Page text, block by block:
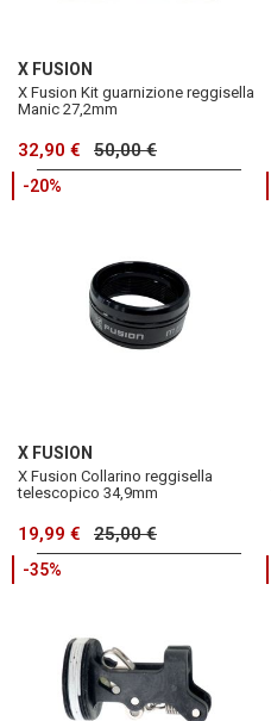
X FUSION
X Fusion Kit guarnizione reggisella
Manic 27,2mm
32,90 € 50,00 €
-20%
X FUSION
X Fusion Collarino reggisella
telescopico 34,9mm
19,99 € 25,00 €
-35%